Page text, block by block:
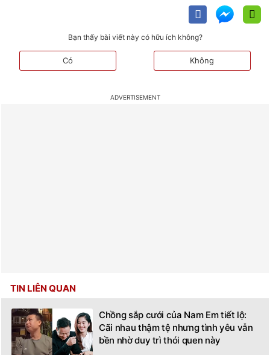
Bạn thấy bài viết này có hữu ích không?
Có Không
TIN LIÊN QUAN
Chồng sắp cưới của Nam Em tiết lộ:
Cãi nhau thậm tệ nhưng tình yêu vẫn
bền nhờ duy trì thói quen này